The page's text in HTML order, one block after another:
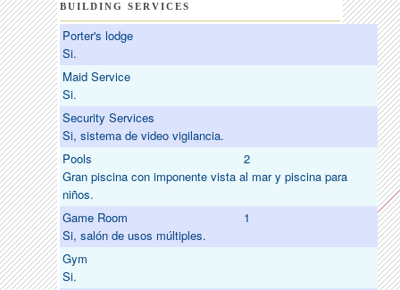
BUILDING SERVICES
Porter's lodge
Si.
Maid Service
Si.
Security Services
Si, sistema de video vigilancia.
Pools
2
Gran piscina con imponente vista al mar y piscina para
niños.
Game Room
1
Si, salón de usos múltiples.
Gym
Si.